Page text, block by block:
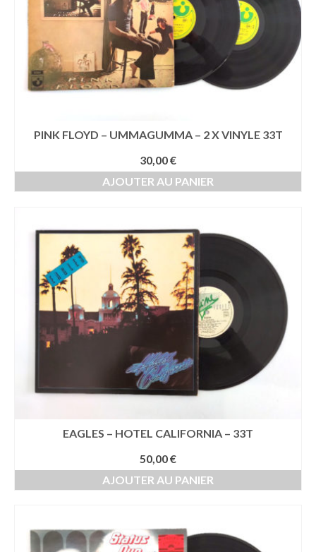
PINK FLOYD – UMMAGUMMA – 2 X VINYLE 33T
30,00€
AJOUTER AU PANIER
EAGLES – HOTEL CALIFORNIA – 33T
50,00€
AJOUTER AU PANIER